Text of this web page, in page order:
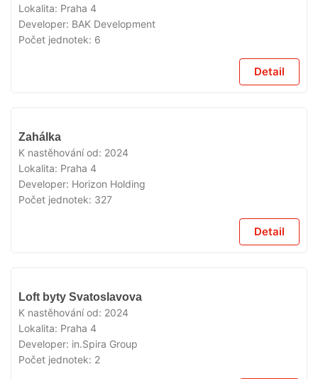
Lokalita: Praha 4
Developer: BAK Development
Počet jednotek: 6
Detail
Zahálka
K nastěhování od: 2024
Lokalita: Praha 4
Developer: Horizon Holding
Počet jednotek: 327
Detail
Loft byty Svatoslavova
K nastěhování od: 2024
Lokalita: Praha 4
Developer: in.Spira Group
Počet jednotek: 2